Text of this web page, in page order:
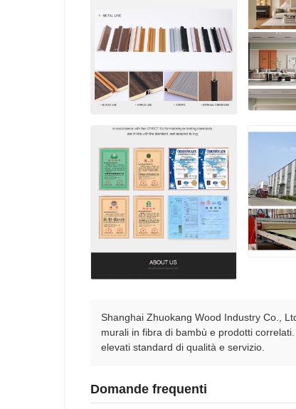
Shanghai Zhuokang Wood Industry Co.,
murali in fibra di bambù e prodotti
elevati standard di qualità e servizio.
Domande frequenti